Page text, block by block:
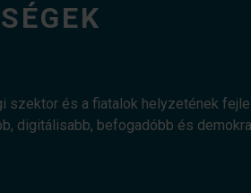
szektor és a fiatalok helyzetének
digitálisabb, befogadóbb és